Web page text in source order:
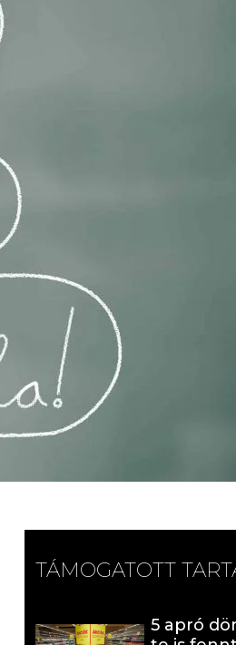
TÁMOGATOTT
5 apró